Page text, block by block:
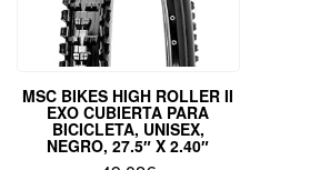
MSC BIKES HIGH ROLLER II
EXO CUBIERTA PARA
BICICLETA, UNISEX,
NEGRO, 27.5″ X 2.40″